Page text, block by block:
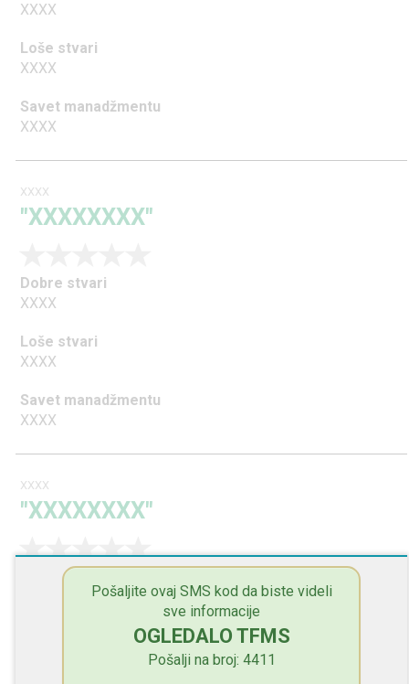
XXXX
Loše stvari
XXXX
Savet manadžmentu
XXXX
XXXX
"XXXXXXXX"
Dobre stvari
XXXX
Loše stvari
XXXX
Savet manadžmentu
XXXX
Pošaljite ovaj SMS kod da biste videli
sve informacije
OGLEDALO TFMS
Pošalji na broj: 4411
XXXX
"XXXXXXXX"
Dobre stvari